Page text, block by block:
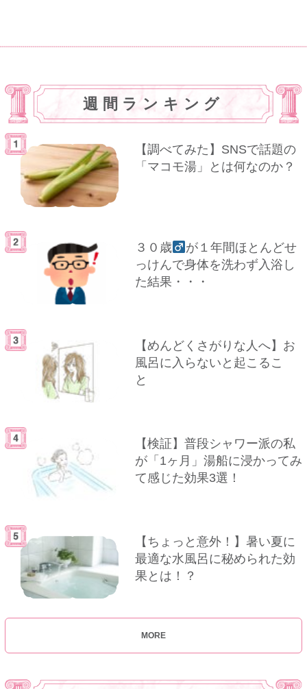
週間ランキング
【調べてみた】SNSで話題の
「マコモ湯」とは何なのか？
３０歳
が１年間ほとんどせ
っけんで身体を洗わず入浴し
た結果・・・
【めんどくさがりな人へ】お
風呂に入らないと起こるこ
と
【検証】普段シャワー派の私
が「1ヶ月」湯船に浸かってみ
て感じた効果3選！
【ちょっと意外！】暑い夏に
最適な水風呂に秘められた効
果とは！？
MORE